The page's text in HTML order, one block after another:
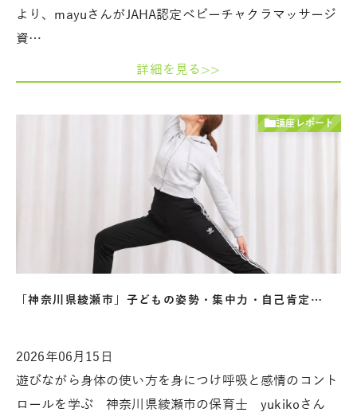
より、mayuさんがJAHA認定ベビーチャクラマッサージ
資…
詳細を見る>>
講座レポート
「神奈川県綾瀬市」子どもの姿勢・集中力・自己肯定…
2026年06月15日
遊びながら身体の使い方を身につけ呼吸と感情のコント
ロールを学ぶ 神奈川県綾瀬市の保育士 yukikoさん